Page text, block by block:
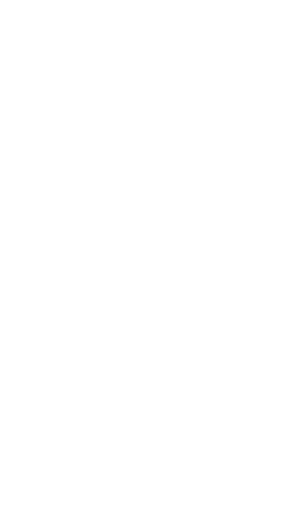
Lengkap, Berkualitas Dengan